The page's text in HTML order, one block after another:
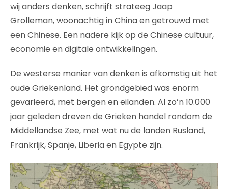
wij anders denken, schrijft strateeg Jaap
Grolleman, woonachtig in China en getrouwd met
een Chinese. Een nadere kijk op de Chinese cultuur,
economie en digitale ontwikkelingen.
De westerse manier van denken is afkomstig uit het
oude Griekenland. Het grondgebied was enorm
gevarieerd, met bergen en eilanden. Al zo’n 10.000
jaar geleden dreven de Grieken handel rondom de
Middellandse Zee, met wat nu de landen Rusland,
Frankrijk, Spanje, Liberia en Egypte zijn.